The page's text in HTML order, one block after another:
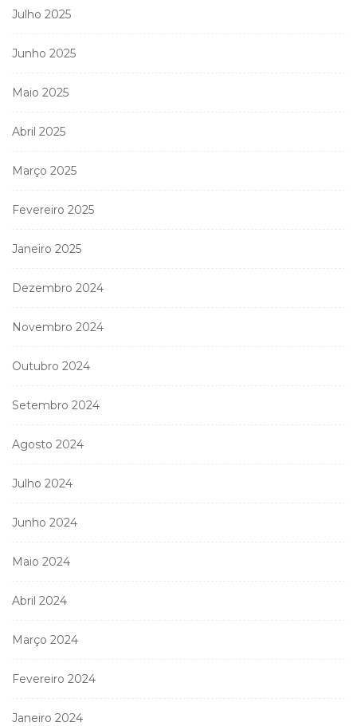
Julho 2025
Junho 2025
Maio 2025
Abril 2025
Março 2025
Fevereiro 2025
Janeiro 2025
Dezembro 2024
Novembro 2024
Outubro 2024
Setembro 2024
Agosto 2024
Julho 2024
Junho 2024
Maio 2024
Abril 2024
Março 2024
Fevereiro 2024
Janeiro 2024